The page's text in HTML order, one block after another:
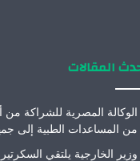
المقالات
الوكالة المصرية للشراكة من
من المساعدات الطبية إلى
وزير الخارجية يلتقي